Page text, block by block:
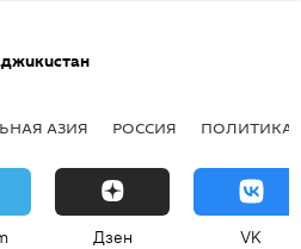
АЗИЯ РОССИЯ ПОЛИТИКА
Дзен VK